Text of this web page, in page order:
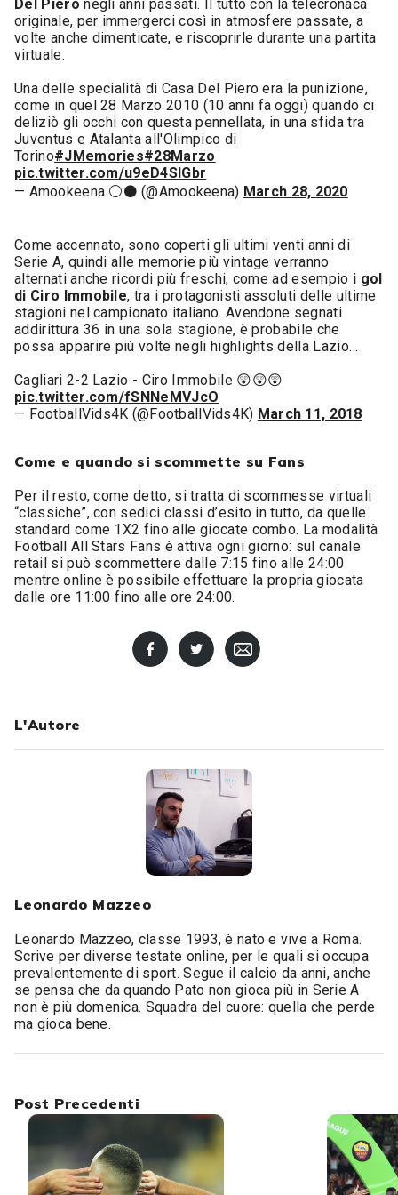
Del Piero negli anni passati. Il tutto con la telecronaca
originale, per immergerci così in atmosfere passate, a
volte anche dimenticate, e riscoprirle durante una partita
virtuale.
Una delle specialità di Casa Del Piero era la punizione,
come in quel 28 Marzo 2010 (10 anni fa oggi) quando ci
deliziò gli occhi con questa pennellata, in una sfida tra
Juventus e Atalanta all'Olimpico di
Torino#JMemories#28Marzo
pic.twitter.com/u9eD4SIGbr
— Amookeena ⚪️⚫️ (@Amookeena) March 28, 2020
Come accennato, sono coperti gli ultimi venti anni di
Serie A, quindi alle memorie più vintage verranno
alternati anche ricordi più freschi, come ad esempio i gol
di Ciro Immobile, tra i protagonisti assoluti delle ultime
stagioni nel campionato italiano. Avendone segnati
addirittura 36 in una sola stagione, è probabile che
possa apparire più volte negli highlights della Lazio…
Cagliari 2-2 Lazio - Ciro Immobile 😲😲😲
pic.twitter.com/fSNNeMVJcO
— FootballVids4K (@FootballVids4K) March 11, 2018
Come e quando si scommette su Fans
Per il resto, come detto, si tratta di scommesse virtuali
“classiche”, con sedici classi d’esito in tutto, da quelle
standard come 1X2 fino alle giocate combo. La modalità
Football All Stars Fans è attiva ogni giorno: sul canale
retail si può scommettere dalle 7:15 fino alle 24:00
mentre online è possibile effettuare la propria giocata
dalle ore 11:00 fino alle ore 24:00.
L'Autore
Leonardo Mazzeo
Leonardo Mazzeo, classe 1993, è nato e vive a Roma.
Scrive per diverse testate online, per le quali si occupa
prevalentemente di sport. Segue il calcio da anni, anche
se pensa che da quando Pato non gioca più in Serie A
non è più domenica. Squadra del cuore: quella che perde
ma gioca bene.
Post Precedenti